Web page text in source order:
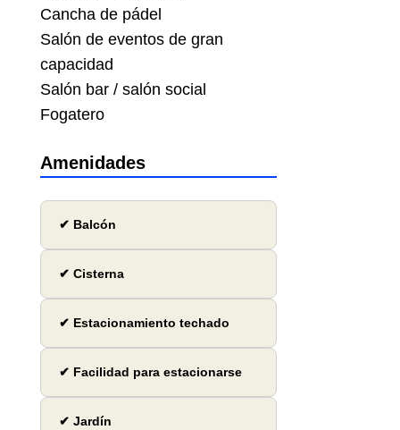
Cancha de pádel
Salón de eventos de gran
capacidad
Salón bar / salón social
Fogatero
Amenidades
✔ Balcón
✔ Cisterna
✔ Estacionamiento techado
✔ Facilidad para estacionarse
✔ Jardín